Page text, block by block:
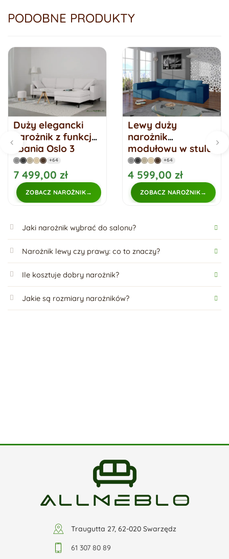
PODOBNE PRODUKTY
Duży elegancki
narożnik z funkcją
spania Oslo 3
PRAWY +64
7 499,00 zł
ZOBACZ NAROŻNIK
Lewy duży
narożnik
modułowy w stylu
loft PRESTIGE
+64
4 599,00 zł
ZOBACZ NAROŻNIK
Jaki narożnik wybrać do salonu?
Narożnik lewy czy prawy: co to znaczy?
Ile kosztuje dobry narożnik?
Jakie są rozmiary narożników?
Traugutta 27, 62-020 Swarzędz
61 307 80 89